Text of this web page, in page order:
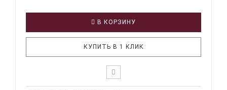
В КОРЗИНУ
КУПИТЬ В 1 КЛИК